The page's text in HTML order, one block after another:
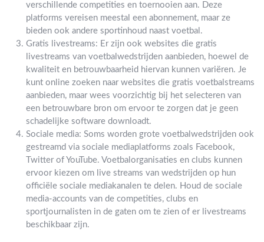
verschillende competities en toernooien aan. Deze
platforms vereisen meestal een abonnement, maar ze
bieden ook andere sportinhoud naast voetbal.
Gratis livestreams: Er zijn ook websites die gratis
livestreams van voetbalwedstrijden aanbieden, hoewel de
kwaliteit en betrouwbaarheid hiervan kunnen variëren. Je
kunt online zoeken naar websites die gratis voetbalstreams
aanbieden, maar wees voorzichtig bij het selecteren van
een betrouwbare bron om ervoor te zorgen dat je geen
schadelijke software downloadt.
Sociale media: Soms worden grote voetbalwedstrijden ook
gestreamd via sociale mediaplatforms zoals Facebook,
Twitter of YouTube. Voetbalorganisaties en clubs kunnen
ervoor kiezen om live streams van wedstrijden op hun
officiële sociale mediakanalen te delen. Houd de sociale
media-accounts van de competities, clubs en
sportjournalisten in de gaten om te zien of er livestreams
beschikbaar zijn.